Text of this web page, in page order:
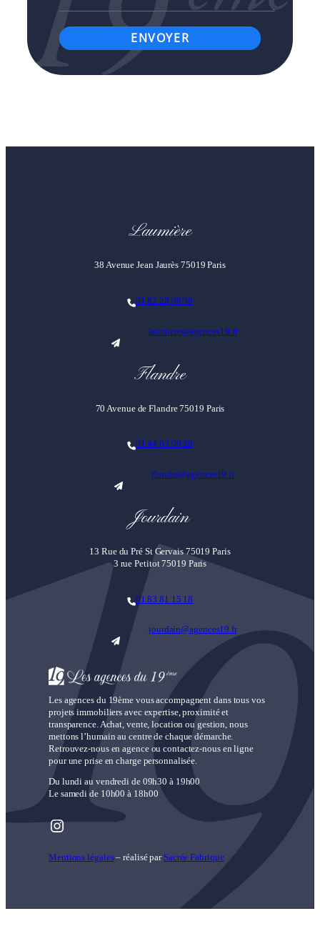
Laumière
38 Avenue Jean Jaurès 75019 Paris
01 82 28 08 98
laumiere@agences19.fr
Flandre
70 Avenue de Flandre 75019 Paris
01 44 63 00 28
flandre@agences19.fr
Jourdain
13 Rue du Pré St Gervais 75019 Paris
3 rue Petitot 75019 Paris
01 83 81 15 18
jourdain@agences19.fr
Les agences du 19ème vous accompagnent dans tous vos
projets immobiliers avec expertise, proximité et
transparence. Achat, vente, location ou gestion, nous
mettons l’humain au centre de chaque démarche.
Retrouvez-nous en agence ou contactez-nous en ligne
pour une prise en charge personnalisée.
Du lundi au vendredi de 09h30 à 19h00
Le samedi de 10h00 à 18h00
Instagram
Mentions légales– réalisé par Sacrée Fabrique